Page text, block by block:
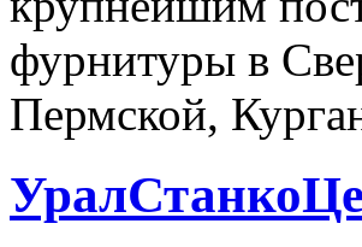
фурнитуры в
Пермской,